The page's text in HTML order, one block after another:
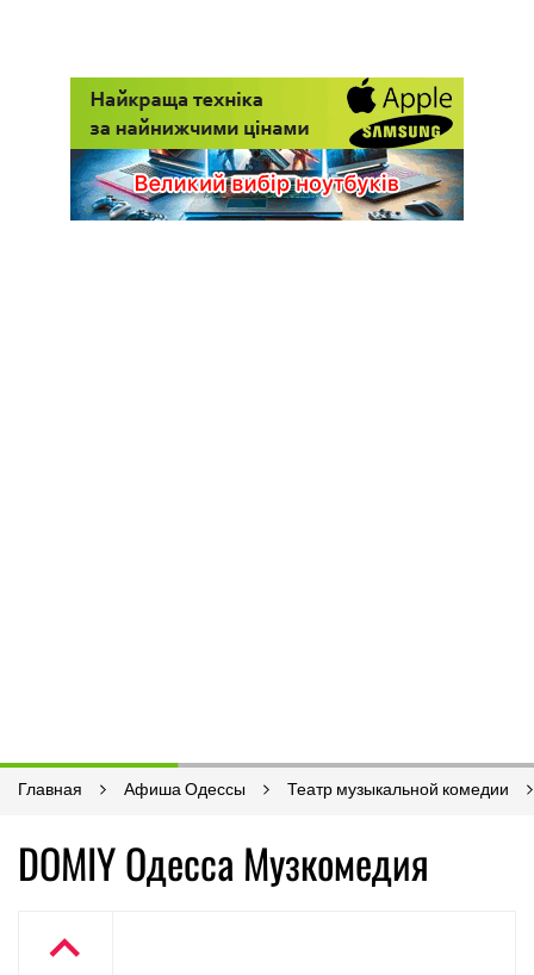
Главная Афиша Одессы Театр музыкальной комедии
DOMIY Одесса Музкомедия